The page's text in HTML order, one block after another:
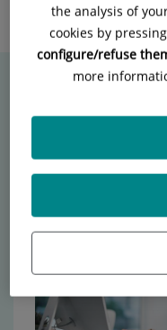
Consulta els darrers
the analysis of
cookies by
configure/refuse
more